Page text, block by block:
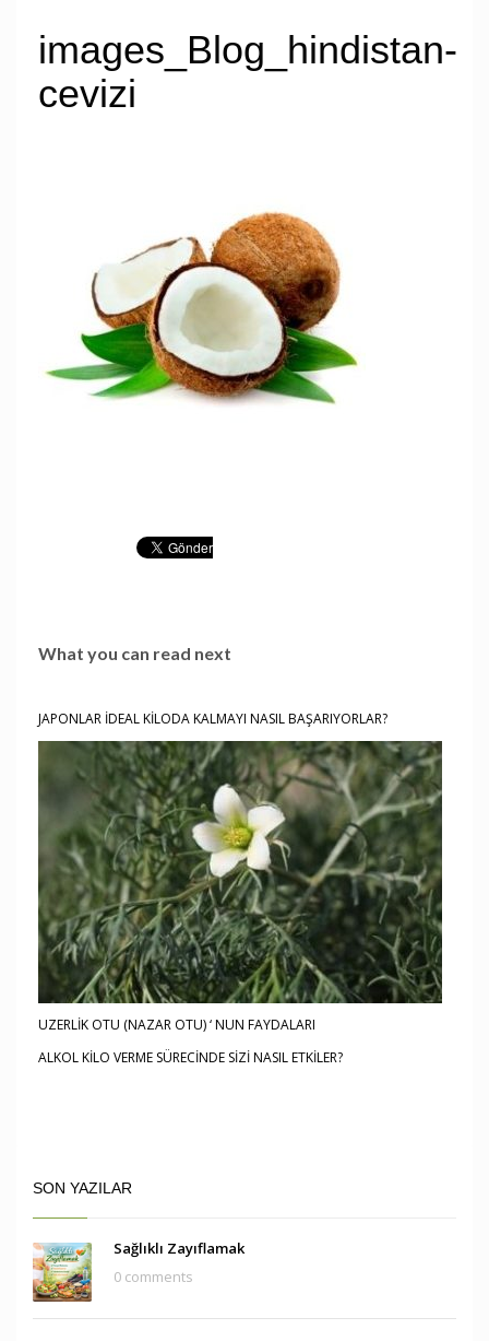
images_Blog_hindistan-
cevizi
What you can read next
JAPONLAR İDEAL KİLODA KALMAYI NASIL BAŞARIYORLAR?
UZERLİK OTU (NAZAR OTU) ‘ NUN FAYDALARI
ALKOL KİLO VERME SÜRECİNDE SİZİ NASIL ETKİLER?
SON YAZILAR
Sağlıklı Zayıflamak
0 comments